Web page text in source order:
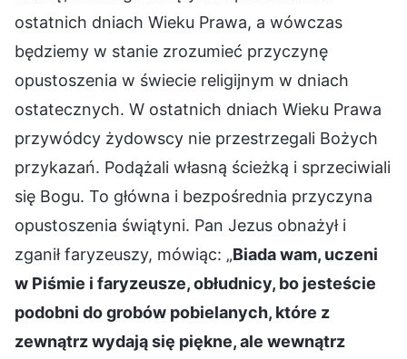
ostatnich dniach Wieku Prawa, a wówczas
będziemy w stanie zrozumieć przyczynę
opustoszenia w świecie religijnym w dniach
ostatecznych. W ostatnich dniach Wieku Prawa
przywódcy żydowscy nie przestrzegali Bożych
przykazań. Podążali własną ścieżką i sprzeciwiali
się Bogu. To główna i bezpośrednia przyczyna
opustoszenia świątyni. Pan Jezus obnażył i
zganił faryzeuszy, mówiąc: „Biada wam, uczeni
w Piśmie i faryzeusze, obłudnicy, bo jesteście
podobni do grobów pobielanych, które z
zewnątrz wydają się piękne, ale wewnątrz